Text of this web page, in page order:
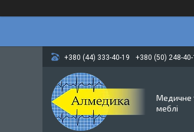
+380 (44) 333-40-19 +380 (50) 248-40-
Медичне
меблі